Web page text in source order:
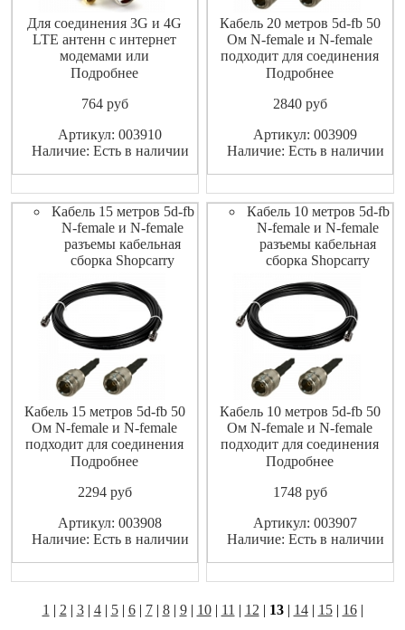
Для соединения 3G и 4G
LTE антенн с интернет
модемами или
маршрутизаторами
Высококачественный
не допускает значительных
потерь высокочастотного
Подробнее
764pуб
Артикул: 003910
Наличие: Есть в наличии
Кабель 20 метров 5d-fb 50
Ом N-female и N-female
подходит для соединения
разъемов N-female и N-female
удлинитель кабеля
Подробнее
2840pуб
Артикул: 003909
Наличие: Есть в наличии
Кабель 15 метров 5d-fb
N-female и N-female
разъемы кабельная
сборка Shopcarry
Кабель 15 метров 5d-fb 50
Ом N-female и N-female
подходит для соединения
разъемов N-female и N-female
удлинитель кабеля.
Подробнее
2294pуб
Артикул: 003908
Наличие: Есть в наличии
Кабель 10 метров 5d-fb
N-female и N-female
разъемы кабельная
сборка Shopcarry
Кабель 10 метров 5d-fb 50
Ом N-female и N-female
подходит для соединения
разъемов N-female и N-female
удлинитель кабеля.
Подробнее
1748pуб
Артикул: 003907
Наличие: Есть в наличии
1 | 2 | 3| 4| 5| 6| 7| 8| 9| 10| 11 | 12 | 13| 14| 15| 16|